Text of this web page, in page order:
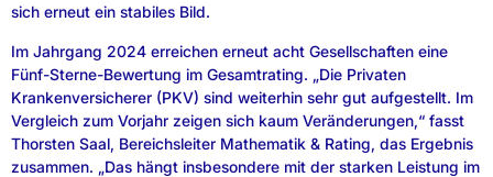
sich erneut ein stabiles Bild.
Im Jahrgang 2024 erreichen erneut acht Gesellschaften eine
Fünf-Sterne-Bewertung im Gesamtrating. „Die Privaten
Krankenversicherer (PKV) sind weiterhin sehr gut aufgestellt. Im
Vergleich zum Vorjahr zeigen sich kaum Veränderungen,“ fasst
Thorsten Saal, Bereichsleiter Mathematik & Rating, das Ergebnis
zusammen. „Das hängt insbesondere mit der starken Leistung im